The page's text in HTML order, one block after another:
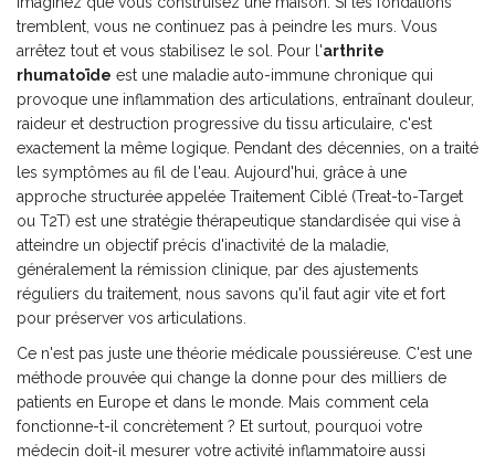
tremblent, vous ne continuez pas à peindre les murs. Vous
arrêtez tout et vous stabilisez le sol. Pour l'arthrite
rhumatoïde est une maladie auto-immune chronique qui
provoque une inflammation des articulations, entraînant douleur,
raideur et destruction progressive du tissu articulaire , c'est
exactement la même logique. Pendant des décennies, on a traité
les symptômes au fil de l'eau. Aujourd'hui, grâce à une
approche structurée appelée Traitement Ciblé (Treat-to-Target
ou T2T) est une stratégie thérapeutique standardisée qui vise à
atteindre un objectif précis d'inactivité de la maladie,
généralement la rémission clinique, par des ajustements
réguliers du traitement , nous savons qu'il faut agir vite et fort
pour préserver vos articulations.
Ce n'est pas juste une théorie médicale poussiéreuse. C'est une
méthode prouvée qui change la donne pour des milliers de
patients en Europe et dans le monde. Mais comment cela
fonctionne-t-il concrètement ? Et surtout, pourquoi votre
médecin doit-il mesurer votre activité inflammatoire aussi